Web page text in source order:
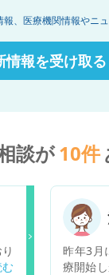
報、医療機関情報やニ
情報を受け取る
談が10件
昨年3月
療開始